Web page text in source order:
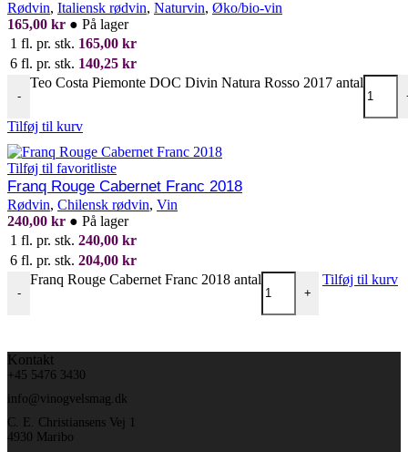
Rødvin, Italiensk rødvin, Naturvin, Øko/bio-vin
165,00 kr ● På lager
1 fl. pr. stk. 165,00 kr
6 fl. pr. stk. 140,25 kr
-
Teo Costa Piemonte DOC Divin Natura Rosso 2017 antal
Tilføj til kurv
Tilføj til favoritliste
Franq Rouge Cabernet Franc 2018
Rødvin, Chilensk rødvin, Vin
240,00 kr ● På lager
1 fl. pr. stk. 240,00 kr
6 fl. pr. stk. 204,00 kr
-
Franq Rouge Cabernet Franc 2018 antal
+
Tilføj til kurv
Kontakt
+45 5476 3430
info@vinogvelsmag.dk
C. E. Christiansens Vej 1
4930 Maribo